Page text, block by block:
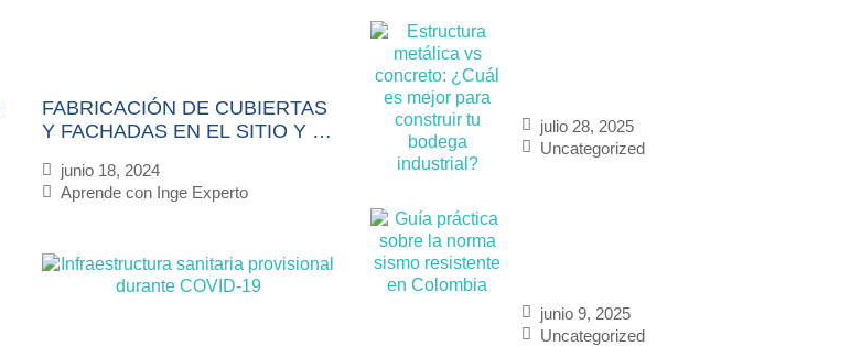
FABRICACIÓN DE CUBIERTAS
Y FACHADAS EN EL SITIO Y A
junio 18, 2024
Aprende con Inge Experto
es mejor para
construir tu
julio 28, 2025
Uncategorized
resistente en
Colombia
junio 9, 2025
Uncategorized